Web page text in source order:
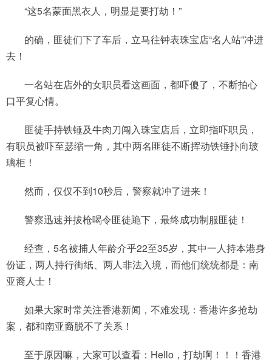
“这5名蒙面黑衣人，明显是要打劫！”
的确，匪徒们下了车后，立马往钟表珠宝店“名人站”冲进
去！
一名站在店外的女职员看这画面，都吓傻了，不断拍心
口平复心情。
匪徒手持铁锤及牛肉刀闯入珠宝店后，立即指吓职员，
有职员被吓至瑟缩一角，其中两名匪徒不断挥动铁锤扑向玻
璃柜！
然而，仅仅不到10秒后，警察就冲了进来！
警察迅速并拔枪喝令匪徒跪下，最终成功制服匪徒！
经查，5名被捕人年龄介乎22至35岁，其中一人持本港身
份证，两人持行街纸、两人非法入境，而他们统统都是：南
亚裔人士！
如果大家时常关注香港新闻，不难发现：香港许多抢劫
案，都和南亚裔脱不了关系！
至于原因嘛，大家可以查看：Hello，打劫啊！！！香港